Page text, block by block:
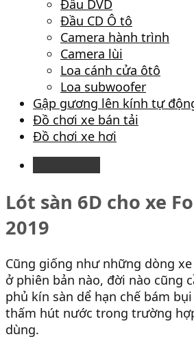
Đầu DVD
Đầu CD Ô tô
Camera hành trình
Camera lùi
Loa cánh cửa ôtô
Loa subwoofer
Gập gương lên kính tự
Đồ chơi xe bán tải
Đồ chơi xe hơi
Lót sàn 6D cho xe
2019
Cũng giống như những dòng xe
ở phiên bản nào, đời nào cũng
phủ kín sàn dể hạn chế bám
thấm hút nước trong trường
dùng.